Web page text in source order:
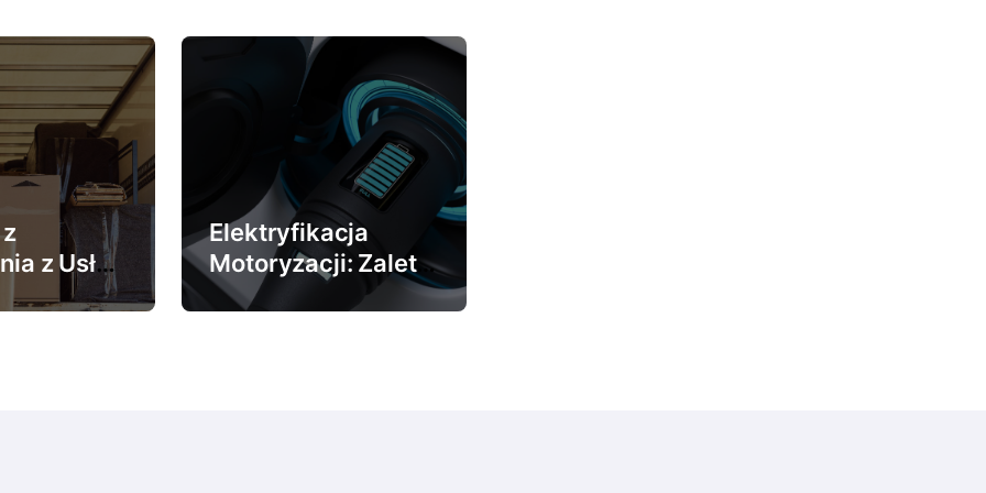
z Usług
Elektryfikacja
Motoryzacji: Zalety
Ładowania